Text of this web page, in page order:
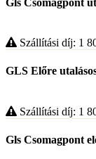
Szállítási díj: 1
GLS Előre
Szállítási díj: 1
Gls Csomagpont